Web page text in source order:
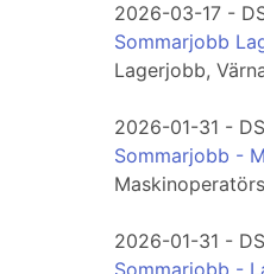
2026-03-17 -
Sommarjobb
Lagerjobb,
2026-01-31 -
Sommarjobb -
2026-01-31 -